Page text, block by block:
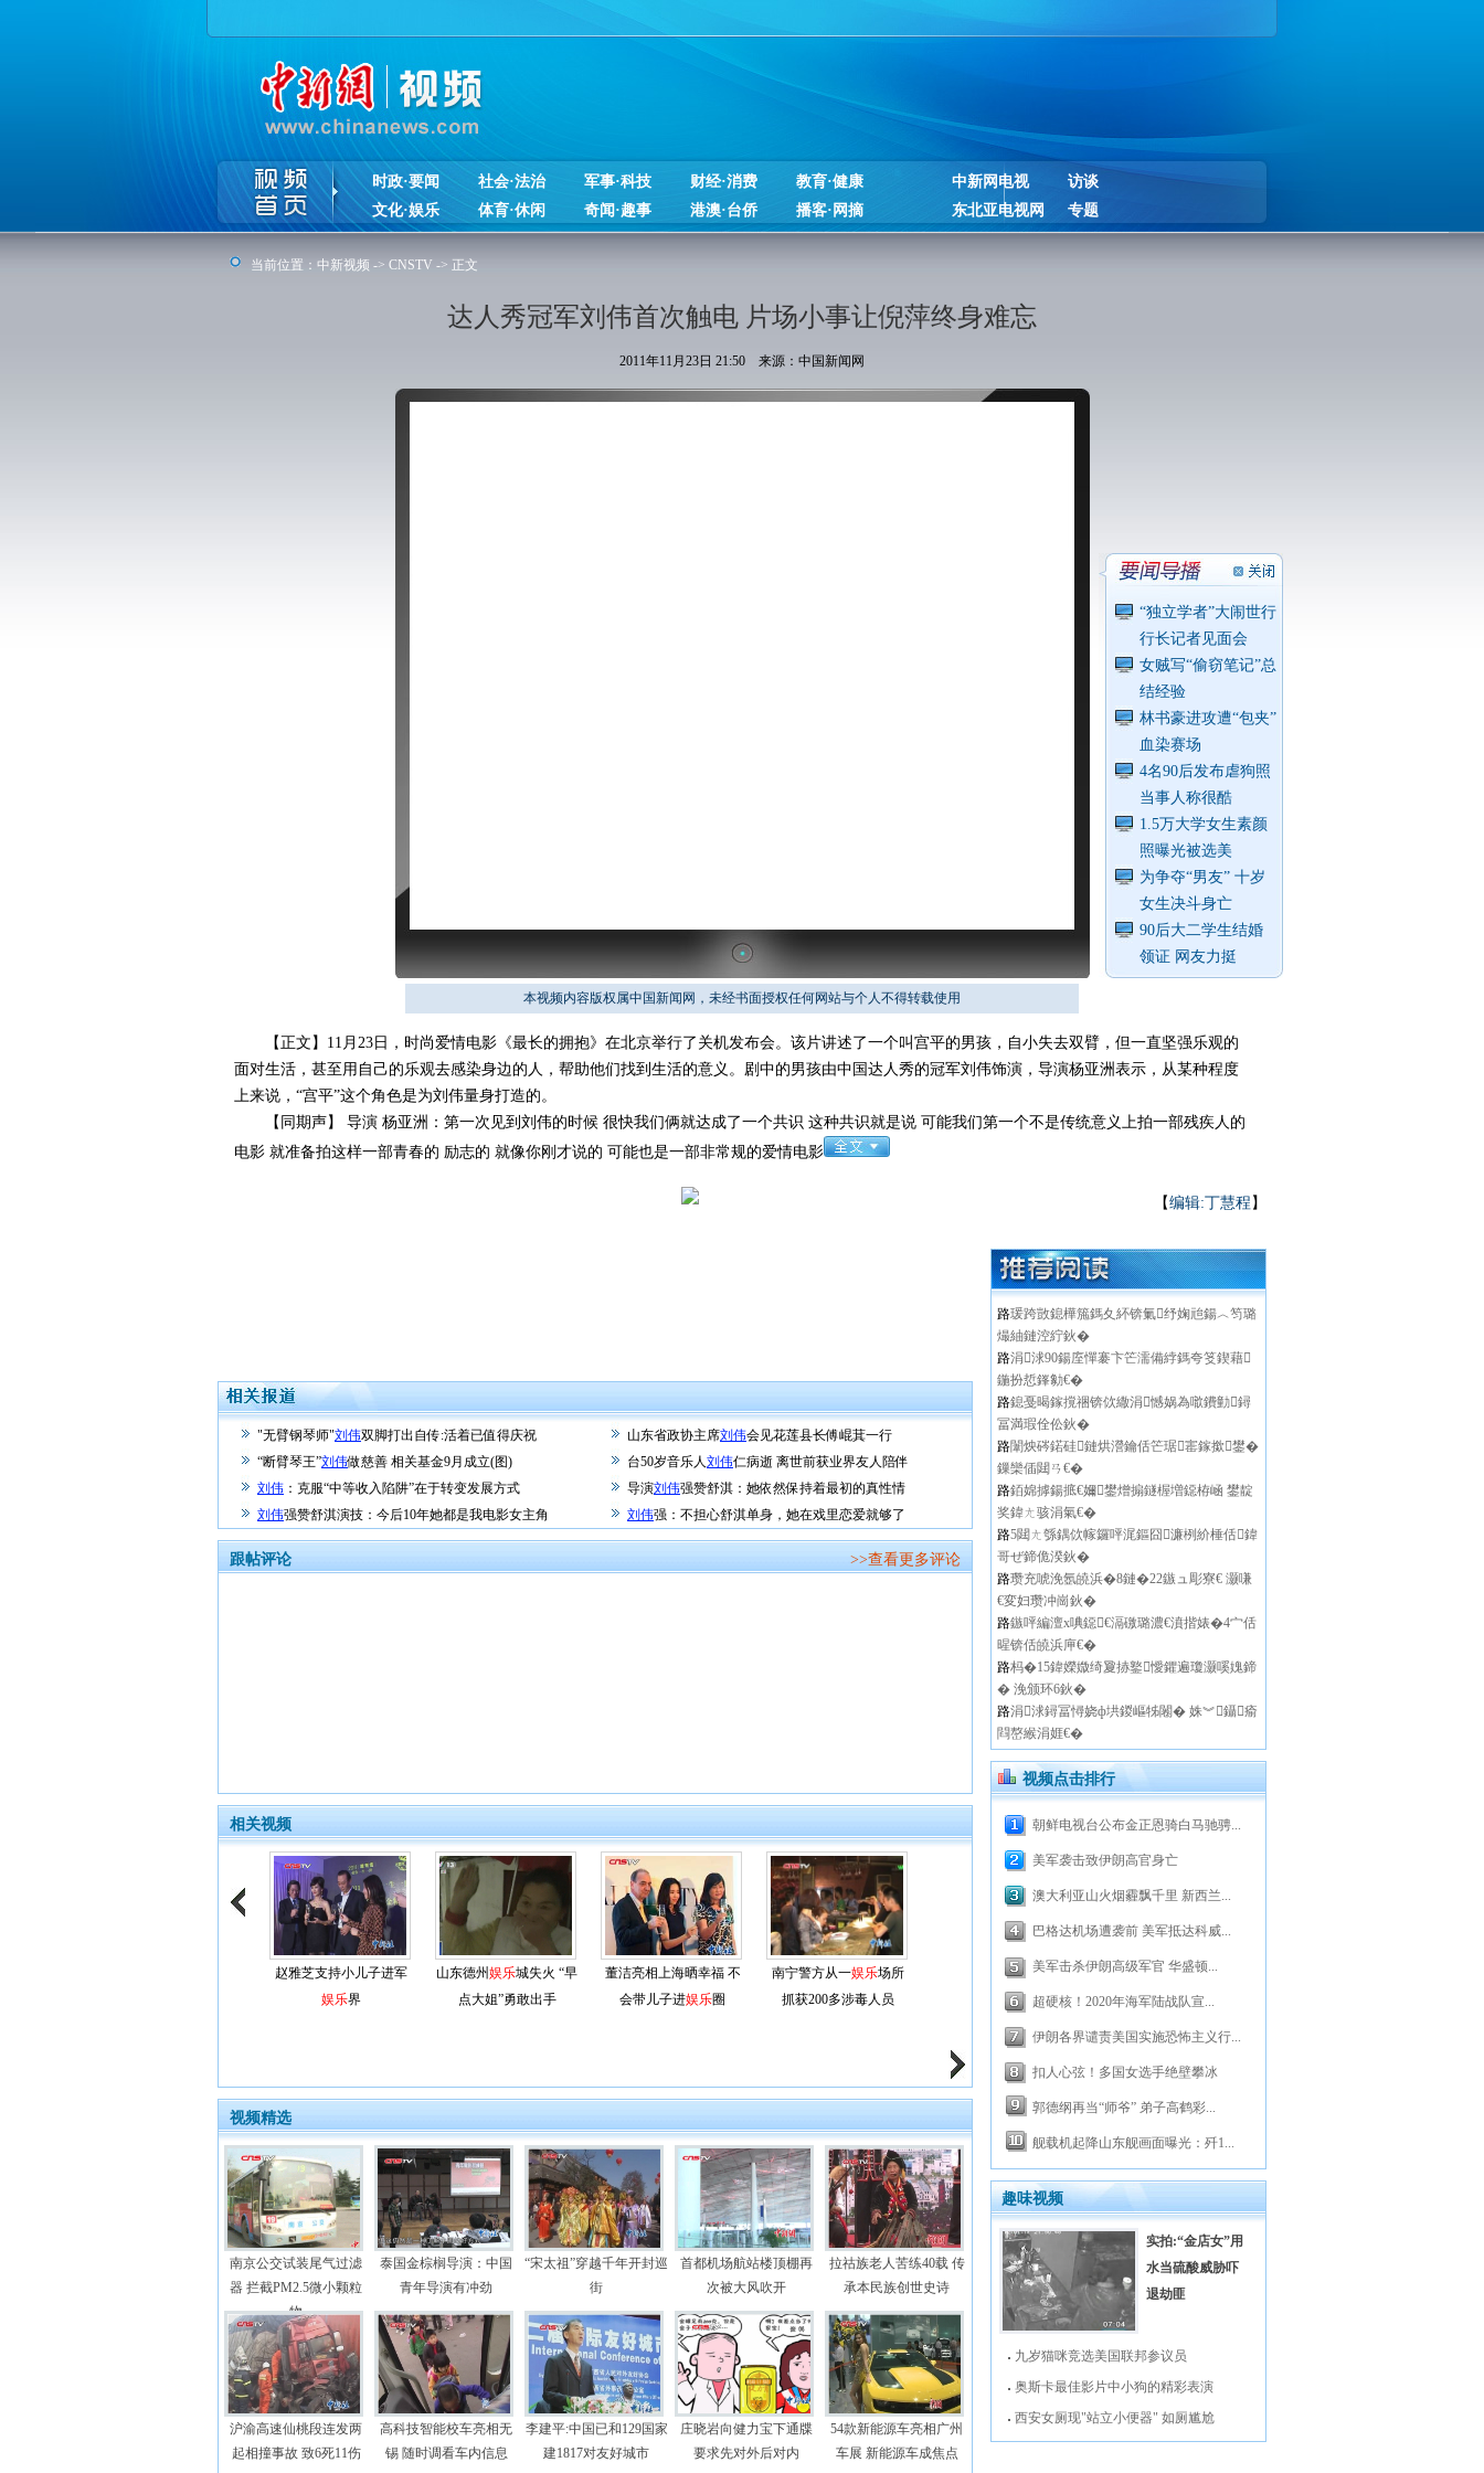
时政·要闻 社会·法治 军事·科技 财经·消费
教育·健康
文化·娱乐
体育·休闲 奇闻·趣事 港澳·台侨 播客·网摘
中新网电视
访谈
东北亚电视网
专题
当前位置： 中新视频 -> CNSTV -> 正文
达人秀冠军刘伟首次触电 片场小事让倪萍终身难忘
2011年11月23日 21:50 来源：中国新闻网
“独立学者”大闹世行
行长记者见面会
女贼写“偷窃笔记”总
结经验
林书豪进攻遭“包夹”
血染赛场
4名90后发布虐狗照
当事人称很酷
1.5万大学女生素颜
照曝光被选美
为争夺“男友” 十岁
女生决斗身亡
90后大二学生结婚
领证 网友力挺
本视频内容版权属中国新闻网，未经书面授权任何网站与个人不得转载使用
【正文】11月23日，时尚爱情电影《最长的拥抱》在北京举行了关机发布会。该片讲述了一个叫宫平的男孩，自小失去双臂，但一直坚强乐观的
面对生活，甚至用自己的乐观去感染身边的人，帮助他们找到生活的意义。剧中的男孩由中国达人秀的冠军刘伟饰演，导演杨亚洲表示，从某种程度
上来说，“宫平”这个角色是为刘伟量身打造的。
【同期声】 导演 杨亚洲：第一次见到刘伟的时候 很快我们俩就达成了一个共识 这种共识就是说 可能我们第一个不是传统意义上拍一部残疾人的
电影 就准备拍这样一部青春的 励志的 就像你刚才说的 可能也是一部非常规的爱情电影
【编辑:丁慧程 】
"无臂钢琴师"刘伟双脚打出自传:活着已值得庆祝 山东省政协主席刘伟会见花莲县长傅崐萁一行
“断臂琴王”刘伟做慈善 相关基金9月成立(图) 台50岁音乐人刘伟仁病逝 离世前获业界友人陪伴
刘伟 ：克服“中等收入陷阱”在于转变发展方式 导演刘伟强赞舒淇：她依然保持着最初的真性情
刘伟强赞舒淇演技：今后10年她都是我电影女主角 刘伟强：不担心舒淇单身，她在戏里恋爱就够了
跟帖评论 >>查看更多评论
相关视频
赵雅芝支持小儿子进军
娱乐界
山东德州娱乐城失火 “早
点大姐”勇敢出手
董洁亮相上海晒幸福 不
会带儿子进娱乐圈
南宁警方从一娱乐场所
抓获200多涉毒人员
视频精选
南京公交试装尾气过滤
器 拦截PM2.5微小颗粒
物
泰国金棕榈导演：中国
青年导演有冲劲
“宋太祖”穿越千年开封巡
街
首都机场航站楼顶棚再
次被大风吹开
拉祜族老人苦练40载 传
承本民族创世史诗
沪渝高速仙桃段连发两
起相撞事故 致6死11伤
高科技智能校车亮相无
锡 随时调看车内信息
李建平:中国已和129国家
建1817对友好城市
庄晓岩向健力宝下通牒
要求先对外后对内
54款新能源车亮相广州
车展 新能源车成焦点
路瑗跨敳鎴樺箷鎷夊紑锛氭纾婅兘鍚︿笉璐
熶紬鏈涳紵鈥�
路涓浗90鍚庢憚褰卞笀濡備綍鎷夸笅鍥藉
鍦扮悊鎽勨€�
路鎴戞暍鎵撹祵锛佽繖涓憾娲為噷鐨勭鐞
冨満瑕佺伀鈥�
路闈炴硶鍩硅鏈烘瀯鑰佸笀琚寚鎵撳鐢�
鏁欒偛閮ㄢ€�
路銆婂摢鍚掋€嬭鐢熷搧鐩楃増鐚栫崡 鐢靛
奖鍏ㄤ骇涓氣€�
路5閮ㄤ綔鍝佽幏鑼呯浘鏂囧濂栵紒棰佸鍏
哥ぜ鍗佹湀鈥�
路瓒充唬浼氬皢浜�8鏈�22鏃ュ彫寮€ 灏嗛
€変妇瓒冲崗鈥�
路鏃呯編澶х唺鐚€滆礉璐濃€濆揩婊�4宀佸
暒锛佸皢浜庘€�
路杩�15鍏嬫媺绮夐捇鐜懓鑺遍瓊灏嗘媿鍗
� 浼颁环6鈥�
路涓浗鐞冨憳娆ф垬鍐嶇牬闂� 姝︾鑷瘉
閰嶅緱涓娾€�
视频点击排行
朝鲜电视台公布金正恩骑白马驰骋...
美军袭击致伊朗高官身亡
澳大利亚山火烟霾飘千里 新西兰...
巴格达机场遭袭前 美军抵达科威...
美军击杀伊朗高级军官 华盛顿...
超硬核！2020年海军陆战队宣...
伊朗各界谴责美国实施恐怖主义行...
扣人心弦！多国女选手绝壁攀冰
郭德纲再当“师爷” 弟子高鹤彩...
舰载机起降山东舰画面曝光：歼1...
趣味视频
实拍:“金店女”用
水当硫酸威胁吓
退劫匪
九岁猫咪竞选美国联邦参议员
奥斯卡最佳影片中小狗的精彩表演
西安女厕现"站立小便器" 如厕尴尬